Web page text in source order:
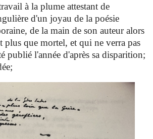
à la plume attestant de
d'un joyau de la poésie
de la main de son auteur alors
plus que mortel, et qui ne verra pas
publié l'année d'après sa disparition;